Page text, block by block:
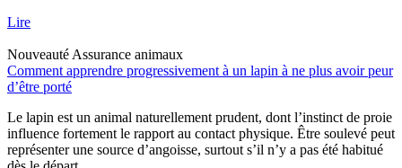
Lire
Nouveauté Assurance animaux
Comment apprendre progressivement à un lapin à ne plus avoir peur
d’être porté
Le lapin est un animal naturellement prudent, dont l’instinct de proie
influence fortement le rapport au contact physique. Être soulevé peut
représenter une source d’angoisse, surtout s’il n’y a pas été habitué